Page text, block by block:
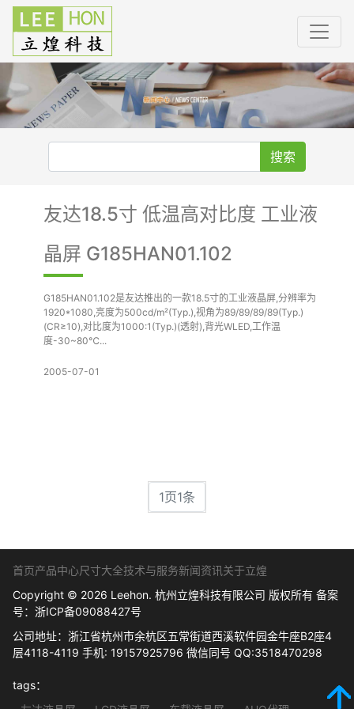
搜索
友达18.5寸 低温高对比度 工业液
晶屏 G185HAN01.102
G185HAN01.102是友达推出的一款18.5寸的工业液晶屏,分辨率为
1920*1080,亮度为500cd/m²(Typ.),视角为89/89/89/89(Typ.)
(CR≥10),对比度为1000:1(Typ.)(透射),背光WLED,工作温
度-30~80℃...
2005-07-01
1页1条
首页产品中心尺寸大全技术与服务新闻资讯关于立煌
Copyright © 2026 Leehon. 杭州立煌科技有限公司 版权所有 备案
号： 浙ICP备09088427号
公司地址：浙江省杭州市余杭区五常街道西溪软件园金牛座B2座4
层4118-4119 手机: 19157925796 微信同号 QQ:3518470298
tags：